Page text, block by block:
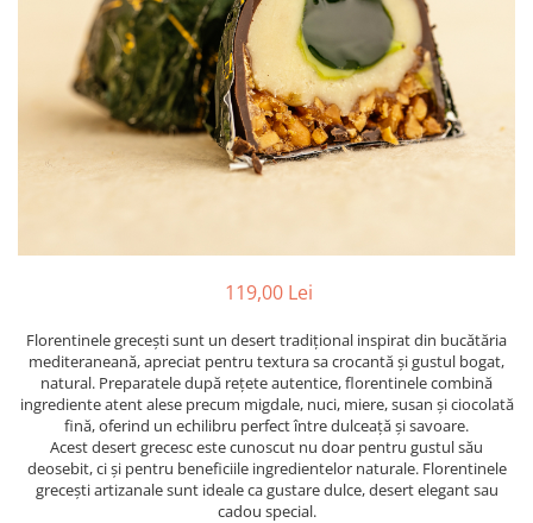
CONDIMENTE
CEAIURI GRECEȘTI
CIOCOLATĂ ȘI CACAO
HEALTHY SNACKS
SUPERALIMENTE
LACTATE
REMEDII NATURISTE
TOATE PRODUSELE
119,00 Lei
Florentinele grecești sunt un desert tradițional inspirat din bucătăria
mediteraneană, apreciat pentru textura sa crocantă și gustul bogat,
natural. Preparatele după rețete autentice, florentinele combină
ingrediente atent alese precum migdale, nuci, miere, susan și ciocolată
fină, oferind un echilibru perfect între dulceață și savoare.
Acest desert grecesc este cunoscut nu doar pentru gustul său
deosebit, ci și pentru beneficiile ingredientelor naturale. Florentinele
grecești artizanale sunt ideale ca gustare dulce, desert elegant sau
cadou special.